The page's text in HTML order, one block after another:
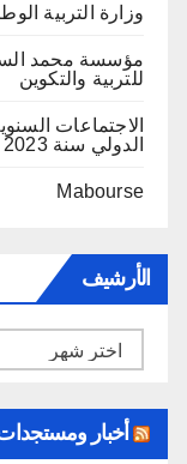
وزارة التربية
مؤسسة محمد
للتربية والتكوين
الاجتماعات
الدولي سنة 2023
Mabourse
الأرشيف
الأرشيف
أخبار